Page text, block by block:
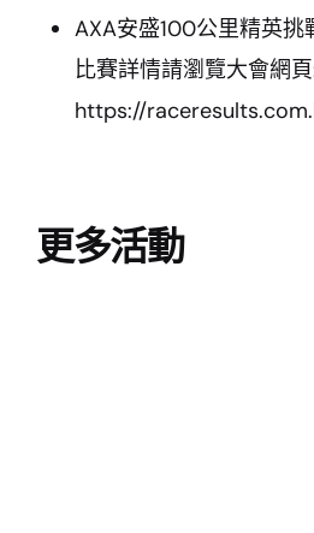
AXA安盛100公里精英挑
比賽詳情請瀏覽大會網
https://
更多活動